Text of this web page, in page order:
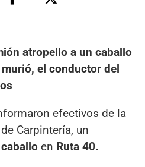
atropello a un caballo
el conductor del
efectivos de la
Carpintería, un
caballo en Ruta 40.